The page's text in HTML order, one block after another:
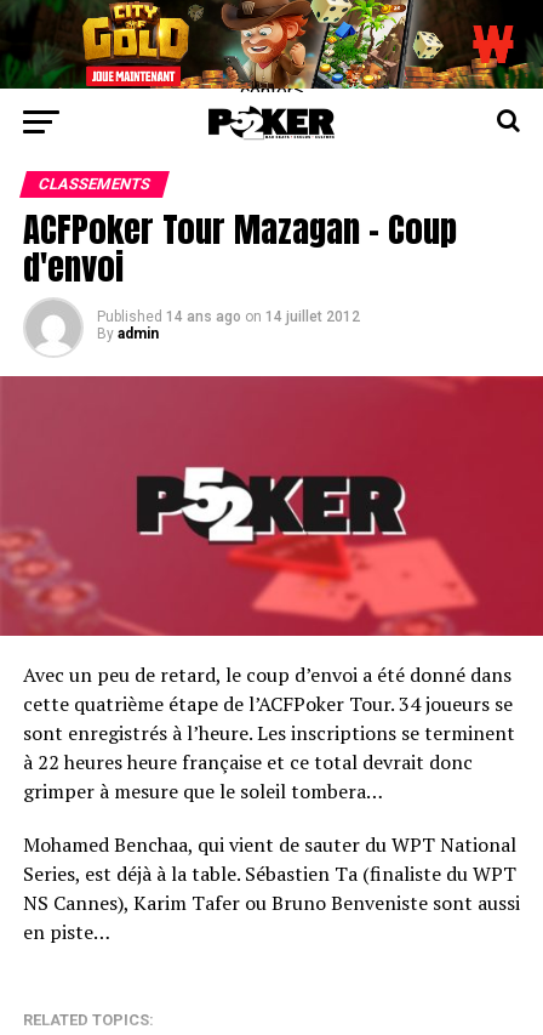
center>
CLASSEMENTS
ACFPoker Tour Mazagan – Coup
d'envoi
Published 14 ans ago on 14 juillet 2012
By admin
Avec un peu de retard, le coup d’envoi a été donné dans
cette quatrième étape de l’ACFPoker Tour. 34 joueurs se
sont enregistrés à l’heure. Les inscriptions se terminent
à 22 heures heure française et ce total devrait donc
grimper à mesure que le soleil tombera…
Mohamed Benchaa, qui vient de sauter du WPT National
Series, est déjà à la table. Sébastien Ta (finaliste du WPT
NS Cannes), Karim Tafer ou Bruno Benveniste sont aussi
en piste…
RELATED TOPICS: